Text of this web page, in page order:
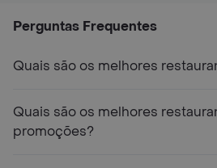
Perguntas Frequentes
Quais são os melhores
Quais são os melhores
promoções?